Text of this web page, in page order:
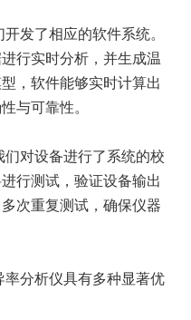
发了相应的软件系统。
行实时分析，并生成温
，软件能够实时计算出
与可靠性。
对设备进行了系统的校
行测试，验证设备输出
次重复测试，确保仪器
分析仪具有多种显著优